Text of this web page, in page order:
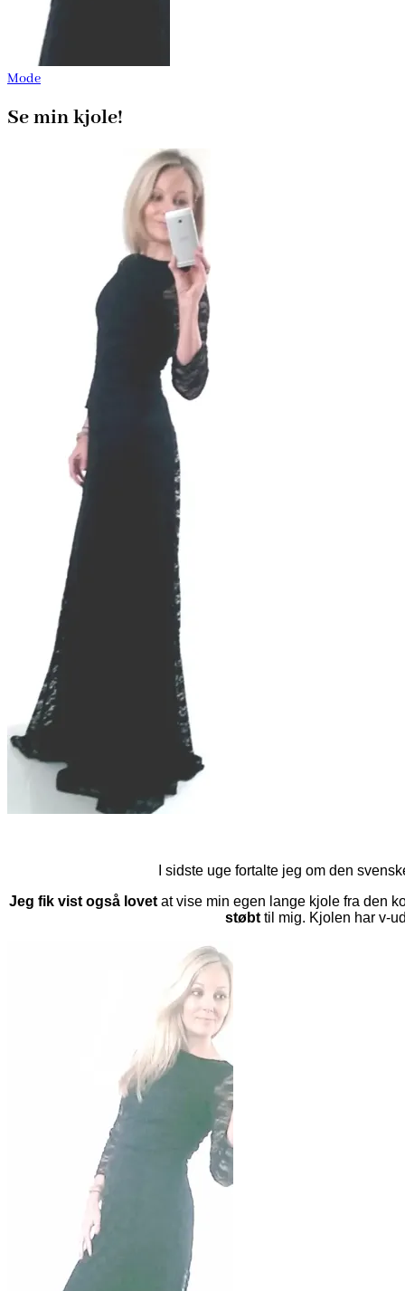
Mode
Se min kjole!
I sidste uge fortalte jeg om den
Jeg fik vist også lovetat vise min egen lange kjole fra den
støbttil mig. Kjolen har v-